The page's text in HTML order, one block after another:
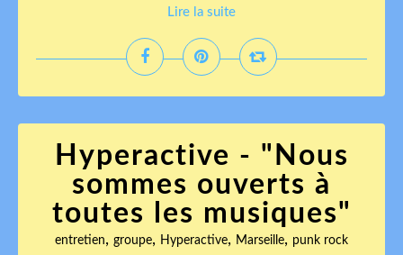
Lire la suite
Hyperactive - "Nous
sommes ouverts à
toutes les musiques"
entretien, groupe, Hyperactive, Marseille, punk rock